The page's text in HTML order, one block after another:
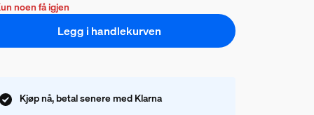
noen få igjen
Legg i handlekurven
Kjøp nå, betal senere med Klarna